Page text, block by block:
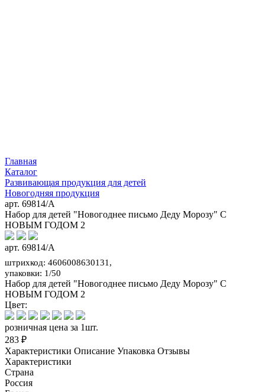
Главная
Каталог
Развивающая продукция для детей
Новогодняя продукция
арт. 69814/А
Набор для детей "Новогоднее письмо Деду Морозу" С
НОВЫМ ГОДОМ 2
арт. 69814/А
штрихкод: 4606008630131,
упаковки: 1/50
Набор для детей "Новогоднее письмо Деду Морозу" С
НОВЫМ ГОДОМ 2
Цвет:
розничная цена за 1шт.
283 ₽
Характеристики Описание Упаковка Отзывы
Характеристики
Страна
Россия